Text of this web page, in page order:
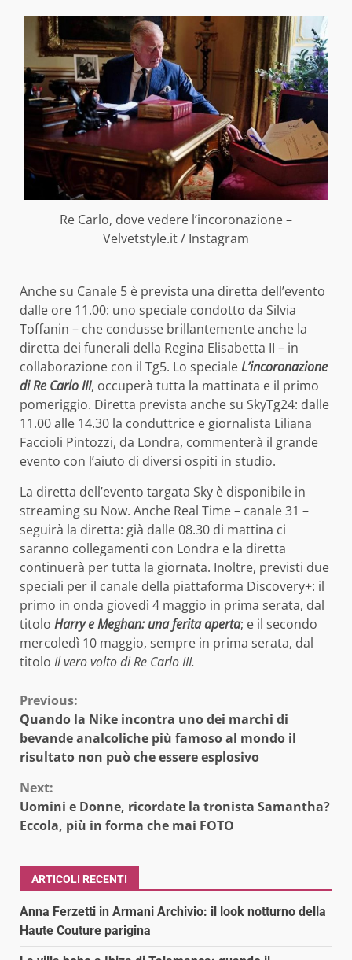
Re Carlo, dove vedere l’incoronazione –
Velvetstyle.it / Instagram
Anche su Canale 5 è prevista una diretta dell’evento
dalle ore 11.00: uno speciale condotto da Silvia
Toffanin – che condusse brillantemente anche la
diretta dei funerali della Regina Elisabetta II – in
collaborazione con il Tg5. Lo specialeL’incoronazione
di Re Carlo III, occuperà tutta la mattinata e il primo
pomeriggio. Diretta prevista anche su SkyTg24: dalle
11.00 alle 14.30 la conduttrice e giornalista Liliana
Faccioli Pintozzi, da Londra, commenterà il grande
evento con l’aiuto di diversi ospiti in studio.
La diretta dell’evento targata Sky è disponibile in
streaming su Now. Anche Real Time – canale 31 –
seguirà la diretta: già dalle 08.30 di mattina ci
saranno collegamenti con Londra e la diretta
continuerà per tutta la giornata. Inoltre, previsti due
speciali per il canale della piattaforma Discovery+: il
primo in onda giovedì 4 maggio in prima serata, dal
titolo Harry e Meghan: una ferita aperta; e il secondo
mercoledì 10 maggio, sempre in prima serata, dal
titolo Il vero volto di Re Carlo III.
Continue
Reading
Previous:
Quando la Nike incontra uno dei marchi di
bevande analcoliche più famoso al mondo il
risultato non può che essere esplosivo
Next:
Uomini e Donne, ricordate la tronista Samantha?
Eccola, più in forma che mai FOTO
ARTICOLI RECENTI
Anna Ferzetti in Armani Archivio: il look notturno della
Haute Couture parigina